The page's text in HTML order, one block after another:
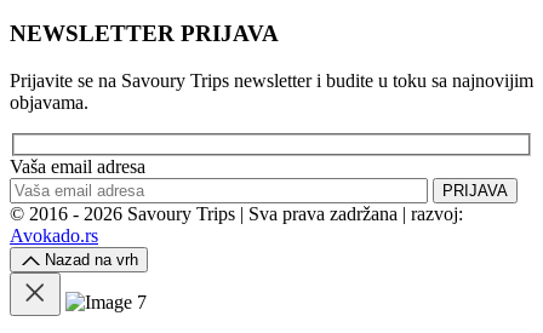
NEWSLETTER PRIJAVA
Prijavite se na Savoury Trips newsletter i budite u toku sa najnovijim
objavama.
Vaša email adresa
PRIJAVA
© 2016 - 2026 Savoury Trips | Sva prava zadržana | razvoj:
Avokado.rs
Nazad na vrh